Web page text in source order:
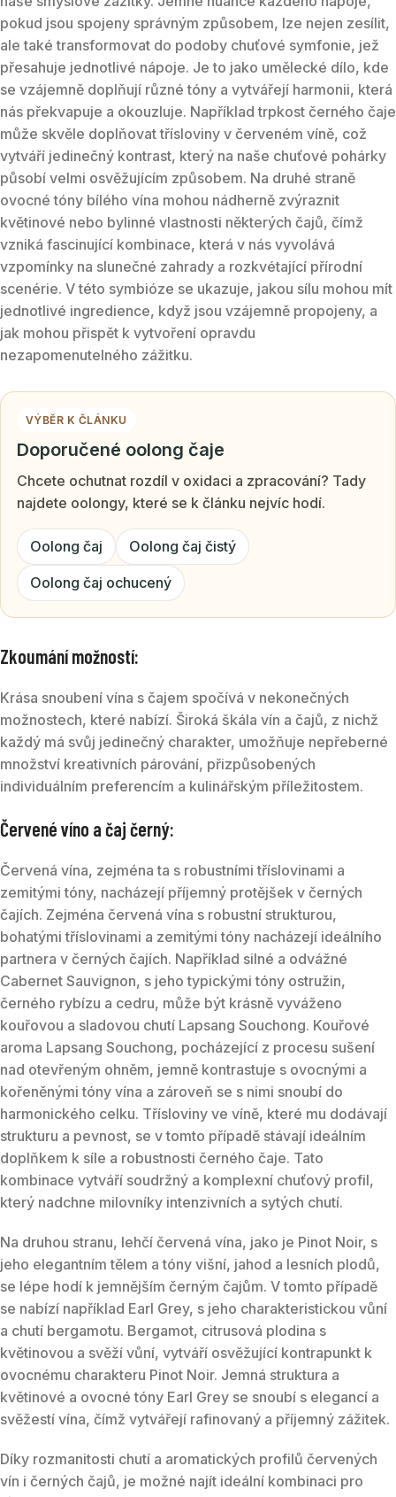
pokud jsou spojeny správným způsobem, lze nejen zesílit,
ale také transformovat do podoby chuťové symfonie, jež
přesahuje jednotlivé nápoje. Je to jako umělecké dílo, kde
se vzájemně doplňují různé tóny a vytvářejí harmonii, která
nás překvapuje a okouzluje. Například trpkost černého čaje
může skvěle doplňovat třísloviny v červeném víně, což
vytváří jedinečný kontrast, který na naše chuťové pohárky
působí velmi osvěžujícím způsobem. Na druhé straně
ovocné tóny bílého vína mohou nádherně zvýraznit
květinové nebo bylinné vlastnosti některých čajů, čímž
vzniká fascinující kombinace, která v nás vyvolává
vzpomínky na slunečné zahrady a rozkvétající přírodní
scenérie. V této symbióze se ukazuje, jakou sílu mohou mít
jednotlivé ingredience, když jsou vzájemně propojeny, a
jak mohou přispět k vytvoření opravdu
nezapomenutelného zážitku.
VÝBĚR K ČLÁNKU
Doporučené oolong čaje
Chcete ochutnat rozdíl v oxidaci a zpracování? Tady
najdete oolongy, které se k článku nejvíc hodí.
Oolong čaj Oolong čaj čistý
Oolong čaj ochucený
Zkoumání možností:
Krása snoubení vína s čajem spočívá v nekonečných
možnostech, které nabízí. Široká škála vín a čajů, z nichž
každý má svůj jedinečný charakter, umožňuje nepřeberné
množství kreativních párování, přizpůsobených
individuálním preferencím a kulinářským příležitostem.
Červené víno a čaj černý:
Červená vína, zejména ta s robustními tříslovinami a
zemitými tóny, nacházejí příjemný protějšek v černých
čajích. Zejména červená vína s robustní strukturou,
bohatými tříslovinami a zemitými tóny nacházejí ideálního
partnera v černých čajích. Například silné a odvážné
Cabernet Sauvignon, s jeho typickými tóny ostružin,
černého rybízu a cedru, může být krásně vyváženo
kouřovou a sladovou chutí Lapsang Souchong. Kouřové
aroma Lapsang Souchong, pocházející z procesu sušení
nad otevřeným ohněm, jemně kontrastuje s ovocnými a
kořeněnými tóny vína a zároveň se s nimi snoubí do
harmonického celku. Třísloviny ve víně, které mu dodávají
strukturu a pevnost, se v tomto případě stávají ideálním
doplňkem k síle a robustnosti černého čaje. Tato
kombinace vytváří soudržný a komplexní chuťový profil,
který nadchne milovníky intenzivních a sytých chutí.
Na druhou stranu, lehčí červená vína, jako je Pinot Noir, s
jeho elegantním tělem a tóny višní, jahod a lesních plodů,
se lépe hodí k jemnějším černým čajům. V tomto případě
se nabízí například Earl Grey, s jeho charakteristickou vůní
a chutí bergamotu. Bergamot, citrusová plodina s
květinovou a svěží vůní, vytváří osvěžující kontrapunkt k
ovocnému charakteru Pinot Noir. Jemná struktura a
květinové a ovocné tóny Earl Grey se snoubí s elegancí a
svěžestí vína, čímž vytvářejí rafinovaný a příjemný zážitek.
Díky rozmanitosti chutí a aromatických profilů červených
vín i černých čajů, je možné najít ideální kombinaci pro